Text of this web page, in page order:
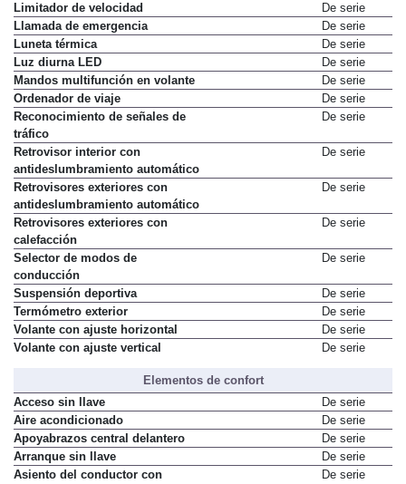
Limitador de velocidad
De serie
Llamada de emergencia
De serie
Luneta térmica
De serie
Luz diurna LED
De serie
Mandos multifunción en volante
De serie
Ordenador de viaje
De serie
Reconocimiento de señales de
tráfico
De serie
Retrovisor interior con
antideslumbramiento automático
De serie
Retrovisores exteriores con
antideslumbramiento automático
De serie
Retrovisores exteriores con
calefacción
De serie
Selector de modos de
conducción
De serie
Suspensión deportiva
De serie
Termómetro exterior
De serie
Volante con ajuste horizontal
De serie
Volante con ajuste vertical
De serie
Elementos de confort
Acceso sin llave
De serie
Aire acondicionado
De serie
Apoyabrazos central delantero
De serie
Arranque sin llave
De serie
Asiento del conductor con
De serie